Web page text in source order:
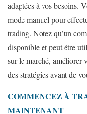
adaptées à vos besoins.
mode manuel pour
trading. Notez qu’un
disponible et peut être
sur le marché, améliorer
des stratégies avant de
COMMENCEZ À
MAINTENANT